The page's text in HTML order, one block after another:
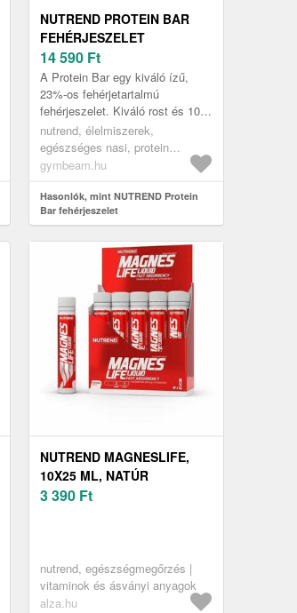
NUTREND PROTEIN BAR
FEHÉRJESZELET
14 590 Ft
A Protein Bar egy kiváló ízű,
23%-os fehérjetartalmú
fehérjeszelet. Kiváló rost és 10
különböző vitamin forrása.
Mesterséges színezék és
gluténment...
nutrend, élelmiszerek,
egészséges nasi, protein
szeletek
gymbeam.hu
Hasonlók, mint NUTREND Protein
Bar fehérjeszelet
NUTREND MAGNESLIFE,
10X25 ML, NATÚR
3 390 Ft
nutrend, egészségmegőrzés |
vitaminok és ásványi anyagok
alza.hu